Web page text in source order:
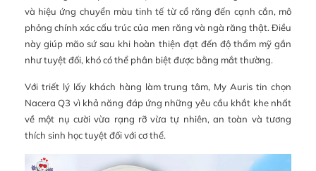
và hiệu ứng chuyển màu tinh tế từ cổ răng đến cạnh cắn, mô
phỏng chính xác cấu trúc của men răng và ngà răng thật. Điều
này giúp mão sứ sau khi hoàn thiện đạt đến độ thẩm mỹ gần
như tuyệt đối, khó có thể phân biệt được bằng mắt thường.
Với triết lý lấy khách hàng làm trung tâm, My Auris tin chọn
Nacera Q3 vì khả năng đáp ứng những yêu cầu khắt khe nhất
về một nụ cười vừa rạng rỡ vừa tự nhiên, an toàn và tương
thích sinh học tuyệt đối với cơ thể.